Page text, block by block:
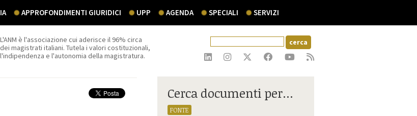
APPROFONDIMENTI GIURIDICI UPP AGENDA SPECIALI SERVIZI
L'ANM è l'associazione cui aderisce il 96% circa
dei magistrati italiani. Tutela i valori costituzionali,
l'indipendenza e l'autonomia della magistratura.
Cerca documenti per...
FONTE